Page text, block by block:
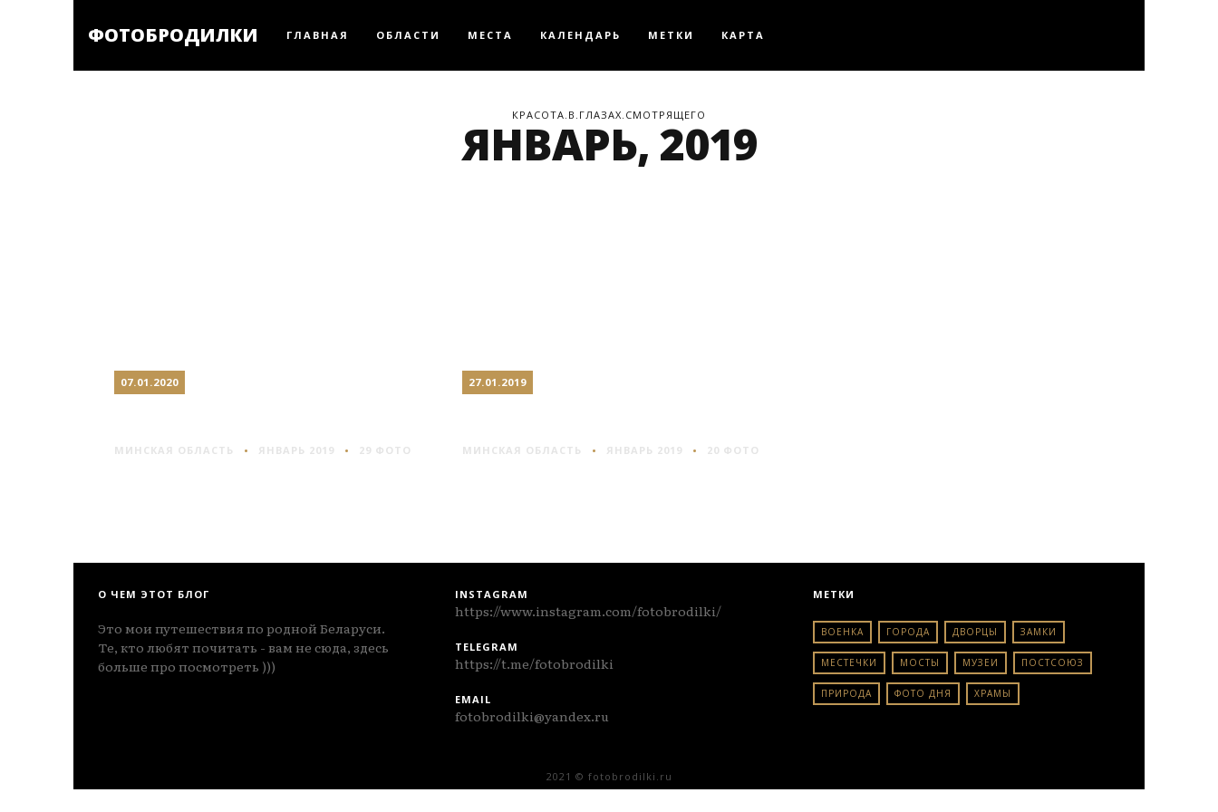
ФОТОБРОДИЛКИ ГЛАВНАЯ ОБЛАСТИ МЕСТА КАЛЕНДАРЬ МЕТКИ КАРТА
КРАСОТА.В.ГЛАЗАХ.СМОТРЯЩЕГО
ЯНВАРЬ, 2019
07.01.2020
МИНСКАЯ ОБЛАСТЬ ЯНВАРЬ 2019 29 ФОТО
27.01.2019
МИНСКАЯ ОБЛАСТЬ ЯНВАРЬ 2019 20 ФОТО
О ЧЕМ ЭТОТ БЛОГ
Это мои путешествия по родной Беларуси.
Те, кто любят почитать - вам не сюда, здесь
больше про посмотреть )))
INSTAGRAM
https://www.instagram.com/fotobrodilki/
TELEGRAM
https://t.me/fotobrodilki
EMAIL
fotobrodilki@yandex.ru
МЕТКИ
ВОЕНКА ГОРОДА ДВОРЦЫ ЗАМКИ
МЕСТЕЧКИ МОСТЫ МУЗЕИ ПОСТСОЮЗ
ПРИРОДА ФОТО ДНЯ ХРАМЫ
2021 © fotobrodilki.ru